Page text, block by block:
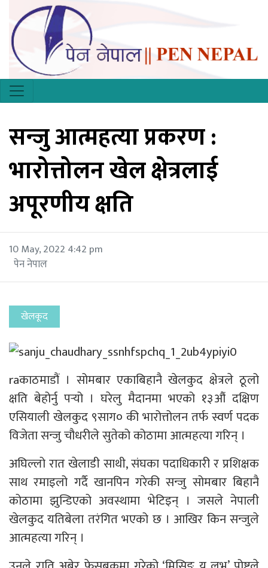
सन्जु आत्महत्या प्रकरण :
भारोत्तोलन खेल क्षेत्रलाई
अपूरणीय क्षति
10 May, 2022 4:42 pm
पेन नेपाल
खेलकूद
raकाठमाडौं । सोमबार एकाबिहानै खेलकुद क्षेत्रले ठूलो
क्षति बेहोर्नु पर्‍यो । घरेलु मैदानमा भएको १३औं दक्षिण
एसियाली खेलकुद ९साग० की भारोत्तोलन तर्फ स्वर्ण पदक
विजेता सन्जु चौधरीले सुतेको कोठामा आत्महत्या गरिन् ।
अघिल्लो रात खेलाडी साथी, संघका पदाधिकारी र प्रशिक्षक
साथ रमाइलो गर्दै खानपिन गरेकी सन्जु सोमबार बिहानै
कोठामा झुन्डिएको अवस्थामा भेटिइन् । जसले नेपाली
खेलकुद यतिबेला तरंगित भएको छ । आखिर किन सन्जुले
आत्महत्या गरिन् ।